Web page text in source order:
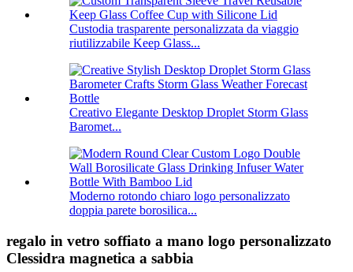
Custodia trasparente personalizzata da viaggio
riutilizzabile Keep Glass...
Creativo Elegante Desktop Droplet Storm Glass
Baromet...
Moderno rotondo chiaro logo personalizzato
doppia parete borosilica...
regalo in vetro soffiato a mano logo personalizzato
Clessidra magnetica a sabbia